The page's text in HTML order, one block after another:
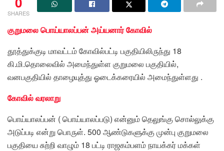
SHARES
குறுமலை பொய்யாலப்பன் அய்யனார் கோவில்
தூத்துக்குடி மாவட்டம் கோவில்பட்டி பகுதியிலிருந்து 18
கி.மி.தொலைவில் அமைந்துள்ள குறுமலை பகுதியில்,
வனபகுதியில் தாழையுத்து ஓடைக்கரையில் அமைந்துள்ளது .
கோவில் வரலாறு
பொய்யாலப்பன் ( பொய்யாலப்படு) என்னும் தெலுங்கு சொல்லுக்கு
அடுப்படி என்று பொருள். 500 ஆண்டுகளுக்கு முன்பு குறுமலை
பகுதியை சுற்றி வாழும் 18 பட்டி ராஜகம்பளம் நாயக்கர் மக்கள்